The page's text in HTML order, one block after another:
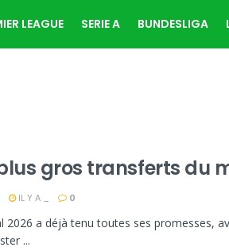
LEAGUE SERIE A BUNDESLIGA
gros transferts du
IL Y A _ 0
2026 a déjà tenu toutes ses promesses,
...